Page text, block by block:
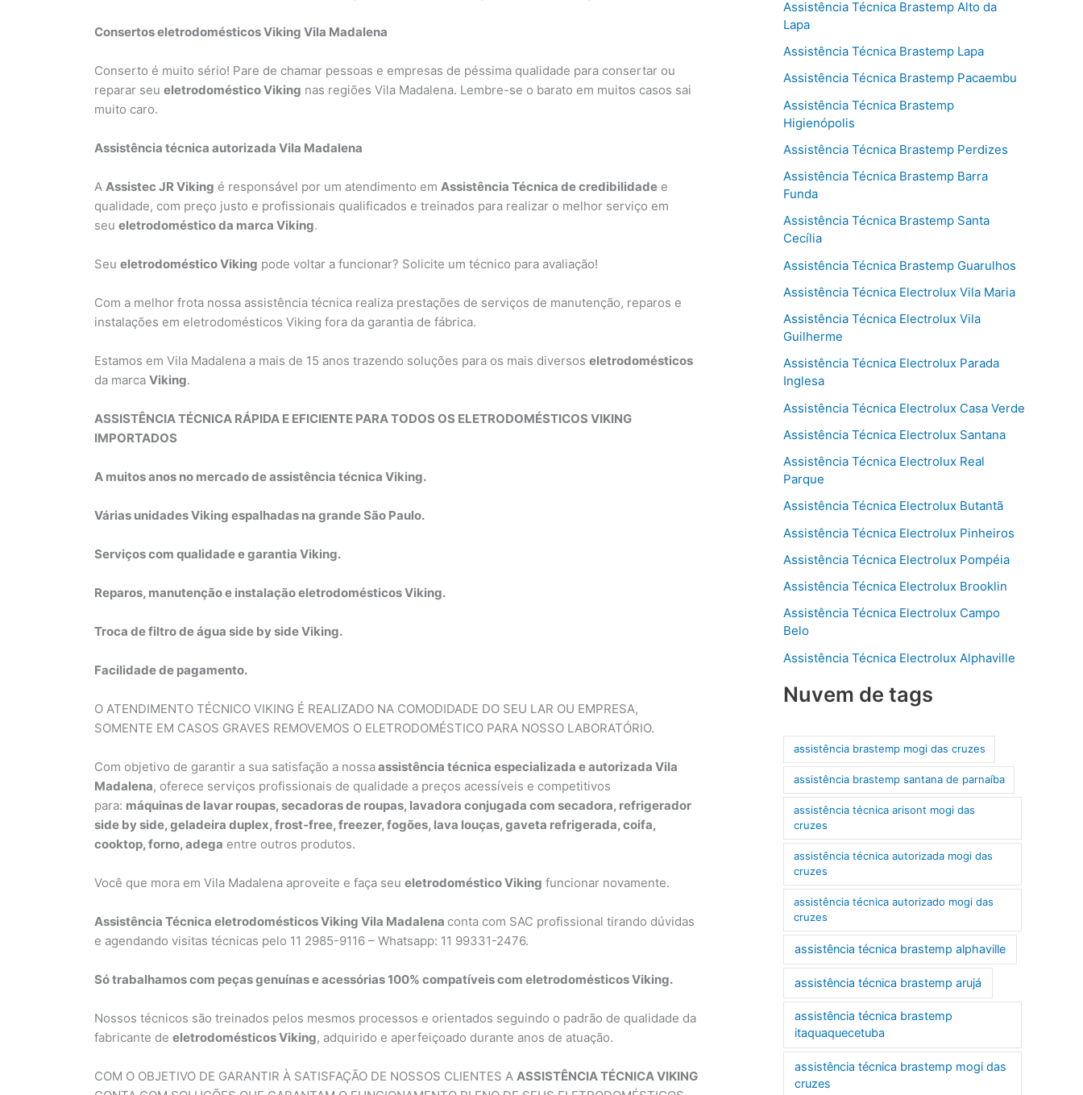
Consertos eletrodomésticos Viking Vila Madalena
Conserto é muito sério! Pare de chamar pessoas e empresas de péssima qualidade para consertar ou
reparar seu eletrodoméstico Viking nas regiões Vila Madalena. Lembre-se o barato em muitos casos sai
muito caro.
Assistência técnica autorizada Vila Madalena
A Assistec JR Viking é responsável por um atendimento em Assistência Técnica de credibilidade e
qualidade, com preço justo e profissionais qualificados e treinados para realizar o melhor serviço em
seu eletrodoméstico da marca Viking.
Seu eletrodoméstico Viking pode voltar a funcionar? Solicite um técnico para avaliação!
Com a melhor frota nossa assistência técnica realiza prestações de serviços de manutenção, reparos e
instalações em eletrodomésticos Viking fora da garantia de fábrica.
Estamos em Vila Madalena a mais de 15 anos trazendo soluções para os mais diversos eletrodomésticos
da marca Viking.
ASSISTÊNCIA TÉCNICA RÁPIDA E EFICIENTE PARA TODOS OS ELETRODOMÉSTICOS VIKING
IMPORTADOS
A muitos anos no mercado de assistência técnica Viking.
Várias unidades Viking espalhadas na grande São Paulo.
Serviços com qualidade e garantia Viking.
Reparos, manutenção e instalação eletrodomésticos Viking.
Troca de filtro de água side by side Viking.
Facilidade de pagamento.
O ATENDIMENTO TÉCNICO VIKING É REALIZADO NA COMODIDADE DO SEU LAR OU EMPRESA,
SOMENTE EM CASOS GRAVES REMOVEMOS O ELETRODOMÉSTICO PARA NOSSO LABORATÓRIO.
Com objetivo de garantir a sua satisfação a nossaassistência técnica especializada e autorizada Vila
Madalena, oferece serviços profissionais de qualidade a preços acessíveis e competitivos
para: máquinas de lavar roupas, secadoras de roupas, lavadora conjugada com secadora, refrigerador
side by side, geladeira duplex, frost-free, freezer, fogões, lava louças, gaveta refrigerada, coifa,
cooktop, forno, adega entre outros produtos.
Você que mora em Vila Madalena aproveite e faça seu eletrodoméstico Viking funcionar novamente.
Assistência Técnica eletrodomésticos Viking Vila Madalena conta com SAC profissional tirando dúvidas
e agendando visitas técnicas pelo 11 2985-9116 – Whatsapp: 11 99331-2476.
Só trabalhamos com peças genuínas e acessórias 100% compatíveis com eletrodomésticos Viking.
Nossos técnicos são treinados pelos mesmos processos e orientados seguindo o padrão de qualidade da
fabricante de eletrodomésticos Viking, adquirido e aperfeiçoado durante anos de atuação.
COM O OBJETIVO DE GARANTIR À SATISFAÇÃO DE NOSSOS CLIENTES A ASSISTÊNCIA TÉCNICA VIKING
Assistência Técnica Brastemp Alto da
Lapa
Assistência Técnica Brastemp Lapa
Assistência Técnica Brastemp Pacaembu
Assistência Técnica Brastemp
Higienópolis
Assistência Técnica Brastemp Perdizes
Assistência Técnica Brastemp Barra
Funda
Assistência Técnica Brastemp Santa
Cecília
Assistência Técnica Brastemp Guarulhos
Assistência Técnica Electrolux Vila Maria
Assistência Técnica Electrolux Vila
Guilherme
Assistência Técnica Electrolux Parada
Inglesa
Assistência Técnica Electrolux Casa Verde
Assistência Técnica Electrolux Santana
Assistência Técnica Electrolux Real
Parque
Assistência Técnica Electrolux Butantã
Assistência Técnica Electrolux Pinheiros
Assistência Técnica Electrolux Pompéia
Assistência Técnica Electrolux Brooklin
Assistência Técnica Electrolux Campo
Belo
Assistência Técnica Electrolux Alphaville
Nuvem de tags
assistência brastemp mogi das cruzes
assistência brastemp santana de parnaíba
assistência técnica arisont mogi das
cruzes
assistência técnica autorizada mogi das
cruzes
assistência técnica autorizado mogi das
cruzes
assistência técnica brastemp alphaville
assistência técnica brastemp arujá
assistência técnica brastemp
itaquaquecetuba
assistência técnica brastemp mogi das
cruzes